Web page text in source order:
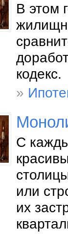
В этом
кодекс.
»
С
или
их